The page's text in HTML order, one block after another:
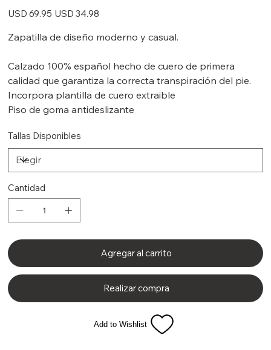
Precio
original
USD 69.95 Precio
de
USD 34.98
Zapatilla de diseño moderno y casual.
Calzado 100% español hecho de cuero de primera
calidad que garantiza la correcta transpiración del pie.
Incorpora plantilla de cuero extraible
Piso de goma antideslizante
Tallas Disponibles
Cantidad
Agregar al carrito
Realizar compra
Add to Wishlist